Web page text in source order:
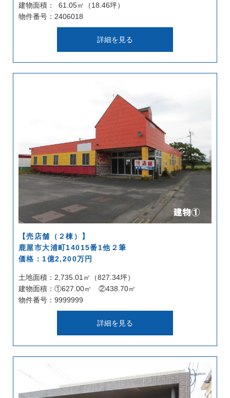
建物面積： 61.05㎡（18.46坪）
物件番号：2406018
詳細を見る
【売店舗（２棟）】
鹿屋市大浦町14015番1他２筆
価格：1億2,200万円
土地面積：2,735.01㎡（827.34坪）
建物面積：①627.00㎡ ②438.70㎡
物件番号：9999999
詳細を見る